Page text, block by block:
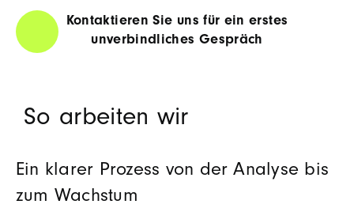
Kontaktieren Sie uns für ein erstes
unverbindliches Gespräch
So arbeiten wir
Ein klarer Prozess von der Analyse bis
zum Wachstum